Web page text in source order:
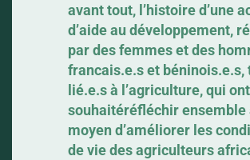
Au Bénin la
transformation et la
commercialisation du
intéresse de plus en plus
avant tout, l’histoire d’une
d’aide au développement,
par des femmes et des
francais.e.s et béninois.e.s,
lié.e.s à l’agriculture, qui ont
souhaitéréfléchir ensemble
moyen d’améliorer les
de vie des agriculteurs